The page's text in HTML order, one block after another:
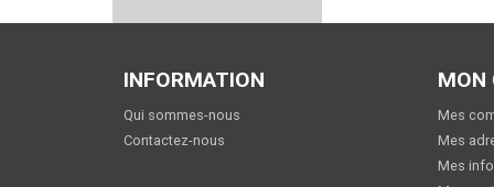
FOSSARI
INFORMATION
Qui sommes-nous
Contactez-nous
MON
Mes
Mes
Mes